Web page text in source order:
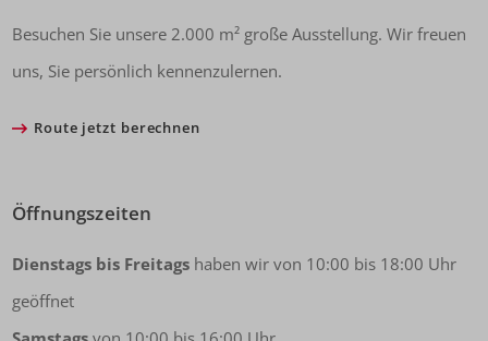
Besuchen Sie unsere 2.000 m² große Ausstellung. Wir freuen
uns, Sie persönlich kennenzulernen.
Route jetzt berechnen
Öffnungszeiten
Dienstags bis Freitags haben wir von 10:00 bis 18:00 Uhr
geöffnet